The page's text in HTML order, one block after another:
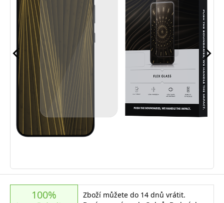
100%
Zboží můžete do 14 dnů vrátit.